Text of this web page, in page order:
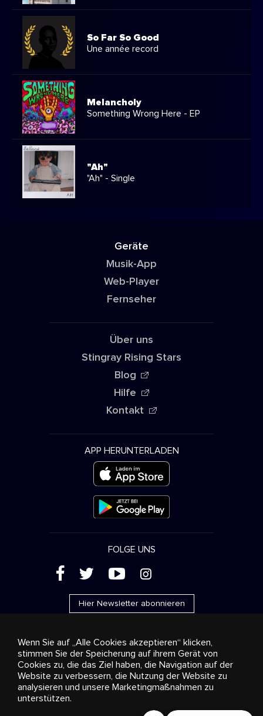
So Far So Good
Une année record
Melancholy
Something Wrong Here - EP
"Ah"
"Ah" - Single
Geräte
Musik-App
Web-Player
Fernseher
Über uns
Stingray Rising Stars
Blog
Hilfe
Kontakt
APP HERUNTERLADEN
FOLGE UNS
( ' + &
Hier Newsletter abonnieren
Werbung Streaming und Vertrieb
Konsumgüter
Geschäftslösungen
Radio Über uns
Cookies
settings
© 2018-2025 Stingray Group Inc. Alle Rechte vorbehalten.
Wenn Sie auf „Alle Cookies akzeptieren“ klicken,
stimmen Sie der Speicherung auf ihrem Gerät von
Cookies zu, die das Ziel haben, die Navigation auf der
Website zu verbessern, die Nutzung der Website zu
analysieren und unsere Marketingmaßnahmen zu
unterstützen.